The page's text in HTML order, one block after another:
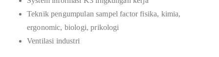
Teknik pengumpulan sampel factor fisika, kimia,
ergonomic, biologi, prikologi
Ventilasi industri